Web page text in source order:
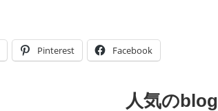
Pinterest Facebook
人気のblog